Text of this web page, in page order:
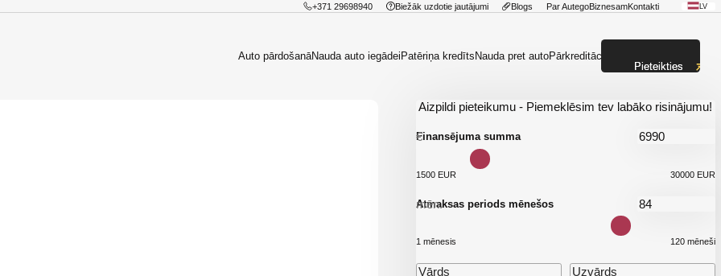
+371 29698940 Biežāk uzdotie jautājumi Blogs Par AutegoBiznesamKontakti LV
Auto pārdošanāNauda auto iegādeiPatēriņa kredītsNauda pret autoPārkreditācija
Aizpildi pieteikumu - Piemeklēsim tev labāko risinājumu!
Finansējuma summa
€
1500 EUR 30000 EUR
Atmaksas periods mēnešos
mēn.
1 mēnesis 120 mēneši